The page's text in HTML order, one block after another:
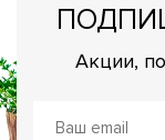
Акции,